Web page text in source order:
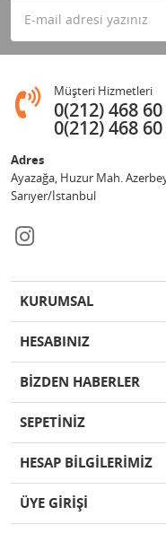
Müşteri Hizmetleri
0(212) 468
0(212) 468
Adres
Ayazağa, Huzur Mah.
Sarıyer/İstanbul
KURUMSAL
HESABINIZ
BİZDEN HABERLER
SEPETİNİZ
HESAP BİLGİLERİMİZ
ÜYE GİRİŞİ